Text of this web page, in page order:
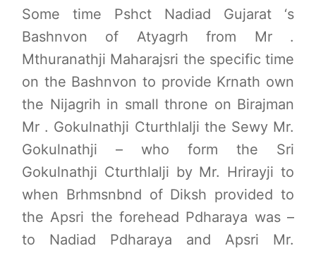
Some time Pshct Nadiad Gujarat ‘s
Bashnvon of Atyagrh from Mr .
Mthuranathji Maharajsri the specific time
on the Bashnvon to provide Krnath own
the Nijagrih in small throne on Birajman
Mr . Gokulnathji Cturthlalji the Sewy Mr.
Gokulnathji – who form the Sri
Gokulnathji Cturthlalji by Mr. Hrirayji to
when Brhmsnbnd of Diksh provided to
the Apsri the forehead Pdharaya was –
to Nadiad Pdharaya and Apsri Mr.